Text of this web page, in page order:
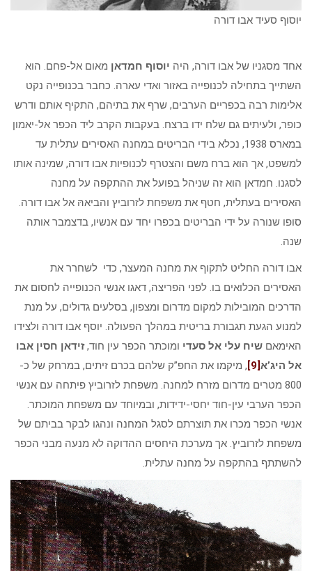
יוסוף סעיד אבו דורה
אחד מסגניו של אבו דורה, היה יוסוף חמדאן מאום אל-פחם. הוא
השתייך בתחילה לכנופייה באזור ואדי עארה. כחבר בכנופייה נקט
אלימות רבה בכפריים הערבים, שרף את בתיהם, התקיף אותם ודרש
כופר, ולעיתים גם שלח ידו ברצח. בעקבות הקרב ליד הכפר אל-יאמון
במארס 1938, נכלא בידי הבריטים במחנה האסירים עתלית עד
למשפט, אך הוא ברח משם והצטרף לכנופיות אבו דורה, שמינה אותו
לסגנו. חמדאן הוא זה שניהל בפועל את ההתקפה על מחנה
האסירים בעתלית, חטף את משפחת לזרוביץ והביאהּ אל אבו דורה.
סופו שנורה על ידי הבריטים בכפרו יחד עם אנשיו, בדצמבר אותה
שנה.
אבו דורה החליט לתקוף את מחנה המעצר, כדי לשחרר את
האסירים הכלואים בו. לפני הפריצה, דאגו אנשי הכנופייה לחסום את
הדרכים המובילות למקום מדרום ומצפון, בסלעים גדולים, על מנת
למנוע הגעת תגבורת בריטית במהלך הפעולה. יוסף אבו דורה ולצידו
האימאם שיח עלי אל סעדי ומוכתר הכפר עין חוד,זידאן חסין אבו
אל היג’א[9]
, מיקמו את החפ”ק שלהם בכרם זיתים, במרחק של כ-
800 מטרים מדרום מזרח למחנה. משפחת לזרוביץ פיתחה עם אנשי
הכפר הערבי עין-חוד יחסי-ידידות, ובמיוחד עם משפחת המוכתר.
אנשי הכפר מכרו את תוצרתם לסגל המחנה ונהגו לבקר בביתם של
משפחת לזרוביץ. אך מערכת היחסים ההדוקה לא מנעה מבני הכפר
להשתתף בהתקפה על מחנה עתלית.